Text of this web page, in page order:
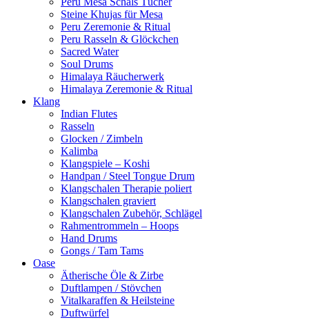
Steine Khujas für Mesa
Peru Zeremonie & Ritual
Peru Rasseln & Glöckchen
Sacred Water
Soul Drums
Himalaya Räucherwerk
Himalaya Zeremonie & Ritual
Klang
Indian Flutes
Rasseln
Glocken / Zimbeln
Kalimba
Klangspiele – Koshi
Handpan / Steel Tongue Drum
Klangschalen Therapie poliert
Klangschalen graviert
Klangschalen Zubehör, Schlägel
Rahmentrommeln – Hoops
Hand Drums
Gongs / Tam Tams
Oase
Ätherische Öle & Zirbe
Duftlampen / Stövchen
Vitalkaraffen & Heilsteine
Duftwürfel